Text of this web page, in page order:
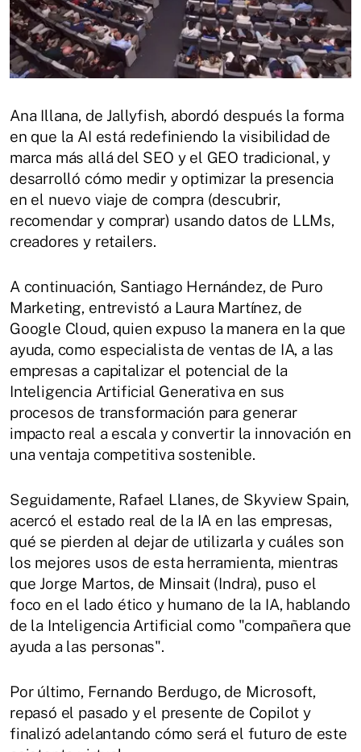
Ana Illana, de Jallyfish, abordó después la forma
en que la AI está redefiniendo la visibilidad de
marca más allá del SEO y el GEO tradicional, y
desarrolló cómo medir y optimizar la presencia
en el nuevo viaje de compra (descubrir,
recomendar y comprar) usando datos de LLMs,
creadores y retailers.
A continuación, Santiago Hernández, de Puro
Marketing, entrevistó a Laura Martínez, de
Google Cloud, quien expuso la manera en la que
ayuda, como especialista de ventas de IA, a las
empresas a capitalizar el potencial de la
Inteligencia Artificial Generativa en sus
procesos de transformación para generar
impacto real a escala y convertir la innovación en
una ventaja competitiva sostenible.
Seguidamente, Rafael Llanes, de Skyview Spain,
acercó el estado real de la IA en las empresas,
qué se pierden al dejar de utilizarla y cuáles son
los mejores usos de esta herramienta, mientras
que Jorge Martos, de Minsait (Indra), puso el
foco en el lado ético y humano de la IA, hablando
de la Inteligencia Artificial como "compañera que
ayuda a las personas".
Por último, Fernando Berdugo, de Microsoft,
repasó el pasado y el presente de Copilot y
finalizó adelantando cómo será el futuro de este